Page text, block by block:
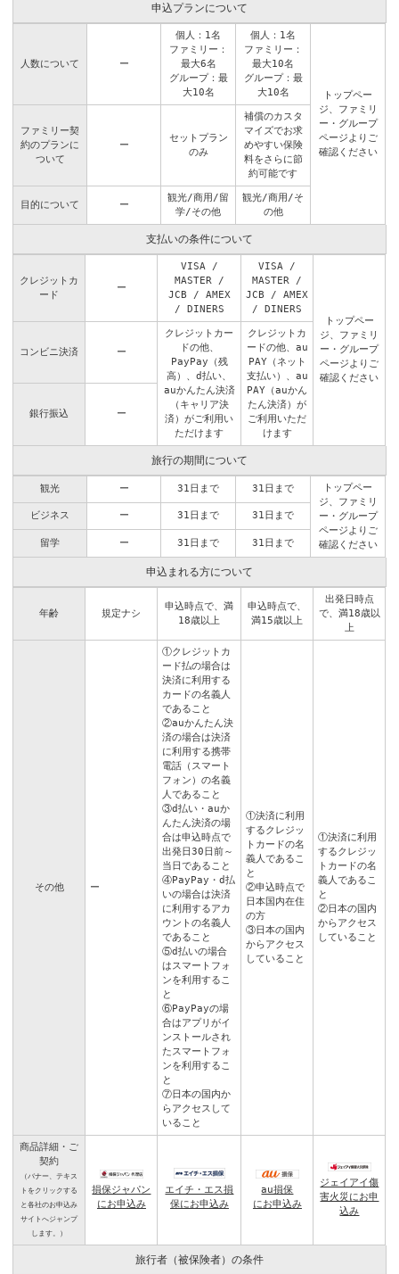
申込プランについて
人数について ー
個人：1名
ファミリー：
最大6名
グループ：最
大10名
個人：1名
ファミリー：
最大10名
グループ：最
大10名
トップペー
ジ、 ファミリ
ー・グループ
ページよりご
確認ください
ファミリー契
約のプランに
ついて
ー
セットプラン
のみ
補償のカスタ
マイズでお求
めやすい保険
料をさらに節
約可能です
目的について ー
観光/商用/留
学/その他
観光/商用/そ
の他
支払いの条件について
クレジットカ
ード
ー
VISA /
MASTER /
JCB / AMEX
/ DINERS
VISA /
MASTER /
JCB / AMEX
/ DINERS
トップペー
ジ、 ファミリ
ー・グループ
ページよりご
確認ください
コンビニ決済 ー
クレジットカー
ドの他、
PayPay（残
高）、d払い、
auかんたん決済
（キャリア決
済）がご利用い
ただけます
クレジットカ
ードの他、au
PAY（ネット
支払い）、au
PAY（auかん
たん決済）が
ご利用いただ
けます
銀行振込 ー
旅行の期間について
観光 ー 31日まで 31日まで
トップペー
ジ、 ファミリ
ー・グループ
ページよりご
確認ください
ビジネス ー 31日まで 31日まで
留学 ー 31日まで 31日まで
申込まれる方について
年齢 規定ナシ
申込時点で、満
18歳以上
申込時点で、
満15歳以上
出発日時点
で、満18歳以
上
その他 ー
①クレジットカ
ード払の場合は
決済に利用する
カードの名義人
であること
②auかんたん決
済の場合は決済
に利用する携帯
電話（スマート
フォン）の名義
人であること
③d払い・auか
んたん決済の場
合は申込時点で
出発日30日前～
当日であること
④PayPay・d払
いの場合は決済
に利用するアカ
ウントの名義人
であること
⑤d払いの場合
はスマートフォ
ンを利用するこ
と
⑥PayPayの場
合はアプリがイ
ンストールされ
たスマートフォ
ンを利用するこ
と
⑦日本の国内か
らアクセスして
いること
①決済に利用
するクレジッ
トカードの名
義人であるこ
と
②申込時点で
日本国内在住
の方
③日本の国内
からアクセス
していること
①決済に利用
するクレジッ
トカードの名
義人であるこ
と
②日本の国内
からアクセス
していること
商品詳細・ご
契約
（バナー、テキス
トをクリックする
と各社のお申込み
サイトへジャンプ
します。）
損保ジャパン
にお申込み
エイチ・エス損
保にお申込み
au損保
にお申込み
ジェイアイ傷
害火災にお申
込み
旅行者（被保険者）の条件